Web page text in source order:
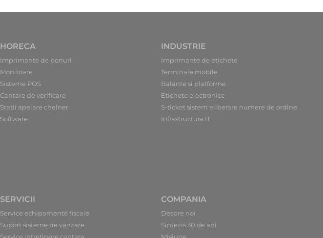
HORECA
Imprimante de bonuri
Monitoare
Sisteme POS
Cantare de verificare
Statii apelare chelner
Software
INDUSTRIE
Imprimante de etichete
Terminale mobile
Balante si platforme
Etichete electronice
S-ticket sistem eliberare numere de ordine
Infrastructura IT
SERVICII
Service echipamente fiscale
Suport sisteme de vanzare
COMPANIA
Despre noi
Sintezis 30 de ani